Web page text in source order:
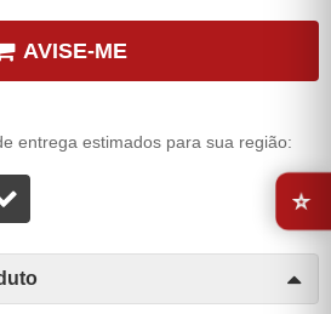
AVISE-ME
entrega estimados para sua região:
⭐